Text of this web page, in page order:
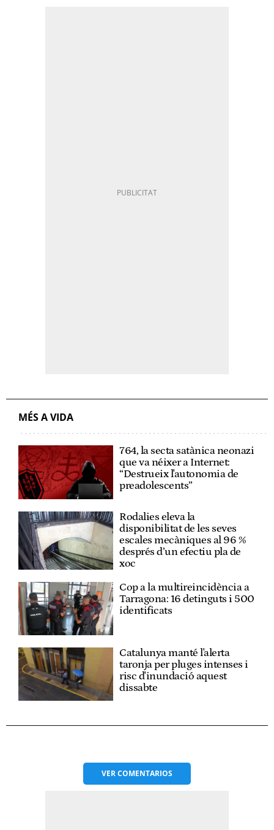
MÉS A VIDA
764, la secta satànica neonazi
que va néixer a Internet:
“Destrueix l'autonomia de
preadolescents”
Rodalies eleva la
disponibilitat de les seves
escales mecàniques al 96 %
després d’un efectiu pla de
xoc
Cop a la multireincidència a
Tarragona: 16 detinguts i 500
identificats
Catalunya manté l'alerta
taronja per pluges intenses i
risc d'inundació aquest
dissabte
VERCOMENTARIOS